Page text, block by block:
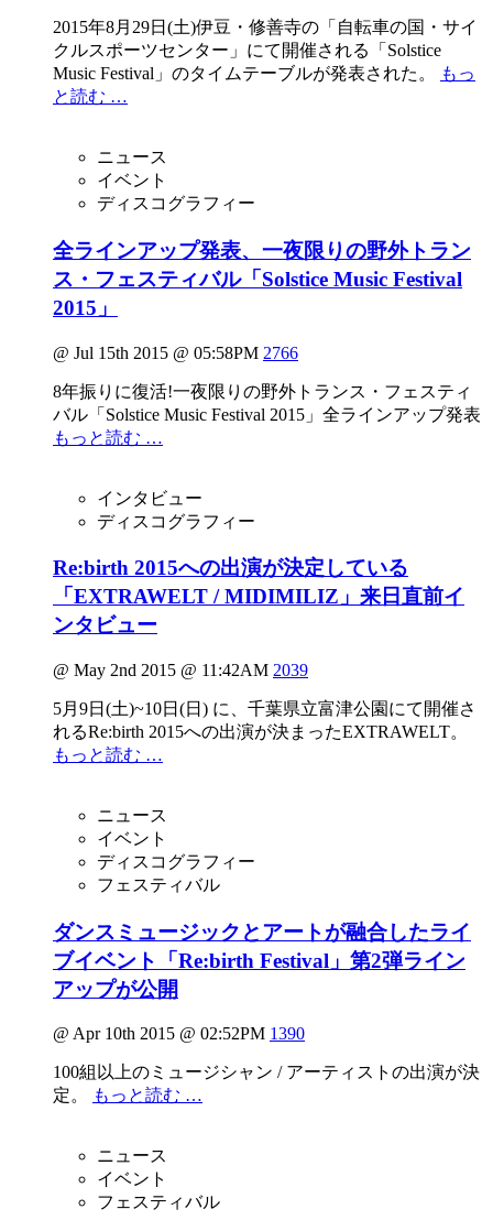
2015年8月29日(土)伊豆・修善寺の「自転車の国・サイ
クルスポーツセンター」にて開催される「Solstice
Music Festival」のタイムテーブルが発表された。
もっ
と読む …
ニュース
イベント
ディスコグラフィー
全ラインアップ発表、一夜限りの野外トラン
ス・フェスティバル「Solstice Music Festival
2015」
@ Jul 15th 2015 @ 05:58PM 2766
8年振りに復活!一夜限りの野外トランス・フェスティ
バル「Solstice Music Festival 2015」全ラインアップ発表
もっと読む …
インタビュー
ディスコグラフィー
Re:birth 2015への出演が決定している
「EXTRAWELT / MIDIMILIZ」来日直前イ
ンタビュー
@ May 2nd 2015 @ 11:42AM 2039
5月9日(土)~10日(日) に、千葉県立富津公園にて開催さ
れるRe:birth 2015への出演が決まったEXTRAWELT。
もっと読む …
ニュース
イベント
ディスコグラフィー
フェスティバル
ダンスミュージックとアートが融合したライ
ブイベント「Re:birth Festival」第2弾ライン
アップが公開
@ Apr 10th 2015 @ 02:52PM 1390
100組以上のミュージシャン / アーティストの出演が決
定。
もっと読む …
ニュース
イベント
フェスティバル